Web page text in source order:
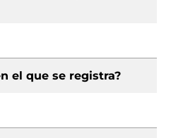
el que se registra?